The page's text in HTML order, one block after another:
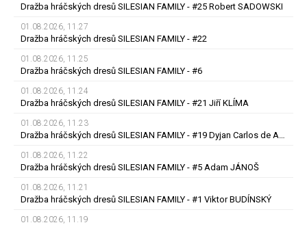
Dražba hráčských dresů SILESIAN FAMILY - #25 Robert SADOWSKI
01.08.2026, 11.27
Dražba hráčských dresů SILESIAN FAMILY - #22
01.08.2026, 11.25
Dražba hráčských dresů SILESIAN FAMILY - #6
01.08.2026, 11.24
Dražba hráčských dresů SILESIAN FAMILY - #21 Jiří KLÍMA
01.08.2026, 11.23
Dražba hráčských dresů SILESIAN FAMILY - #19 Dyjan Carlos de AZEVEDO
01.08.2026, 11.22
Dražba hráčských dresů SILESIAN FAMILY - #5 Adam JÁNOŠ
01.08.2026, 11.21
Dražba hráčských dresů SILESIAN FAMILY - #1 Viktor BUDÍNSKÝ
01.08.2026, 11.19